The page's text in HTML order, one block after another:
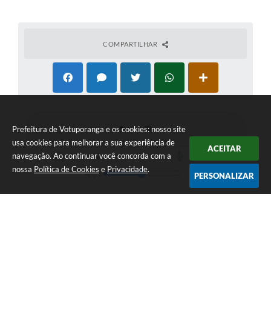
Prefeitura de Votuporanga e os cookies: nosso site
usa cookies para melhorar a sua experiência de
navegação. Ao continuar você concorda com a
nossa Política de Cookies e Privacidade.
ACEITAR
PERSONALIZAR
COMPARTILHAR